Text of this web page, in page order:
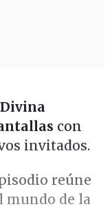
con
invitados.
reúne
mundo de la